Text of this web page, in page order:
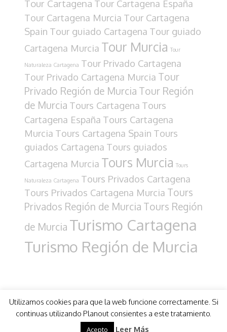
Tour Cartagena Tour Cartagena España
Tour Cartagena Murcia Tour Cartagena
Spain Tour guiado Cartagena Tour guiado
Cartagena Murcia Tour Murcia Tour
Naturaleza Cartagena Tour Privado Cartagena
Tour Privado Cartagena Murcia Tour
Privado Región de Murcia Tour Región
de Murcia Tours Cartagena Tours
Cartagena España Tours Cartagena
Murcia Tours Cartagena Spain Tours
guiados Cartagena Tours guiados
Cartagena Murcia Tours Murcia Tours
Naturaleza Cartagena Tours Privados Cartagena
Tours Privados Cartagena Murcia Tours
Privados Región de Murcia Tours Región
de Murcia Turismo Cartagena
Turismo Región de Murcia
COPYRIGHT 2021 - PLANOUT- Diseño por
Utilizamos cookies para que la web funcione correctamente. Si
continuas utilizando Planout consientes a este tratamiento.
Acepto Leer Más